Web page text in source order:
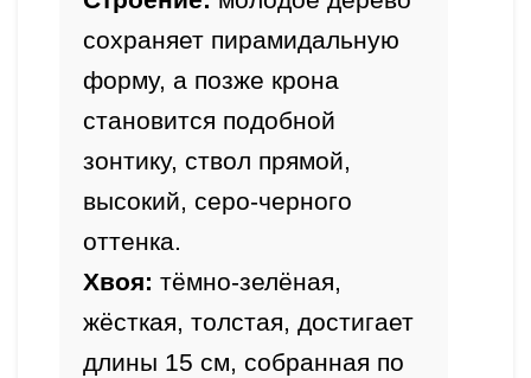
сохраняет пирамидальную
форму, а позже крона
становится подобной
зонтику, ствол прямой,
высокий, серо-черного
оттенка.
Хвоя: тёмно-зелёная,
жёсткая, толстая, достигает
длины 15 см, собранная по